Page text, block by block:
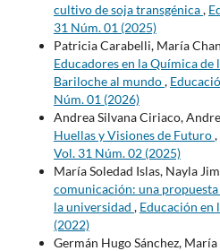
cultivo de soja transgénica,
31 Núm. 01 (2025)
Patricia Carabelli, María
Educadores en la Química
Bariloche al mundo,
Núm. 01 (2026)
Andrea Silvana Ciriaco,
Huellas y Visiones de Futuro,
Vol. 31 Núm. 02 (2025)
María Soledad Islas, Nayla
comunicación: una
la universidad , Educación en
(2022)
Germán Hugo Sánchez,